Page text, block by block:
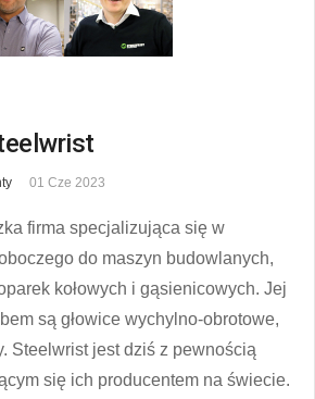
01 Cze 2023
firma specjalizująca się w
do maszyn budowlanych,
kołowych i gąsienicowych. Jej
są głowice wychylno-obrotowe,
Steelwrist jest dziś z pewnością
się ich producentem na świecie.